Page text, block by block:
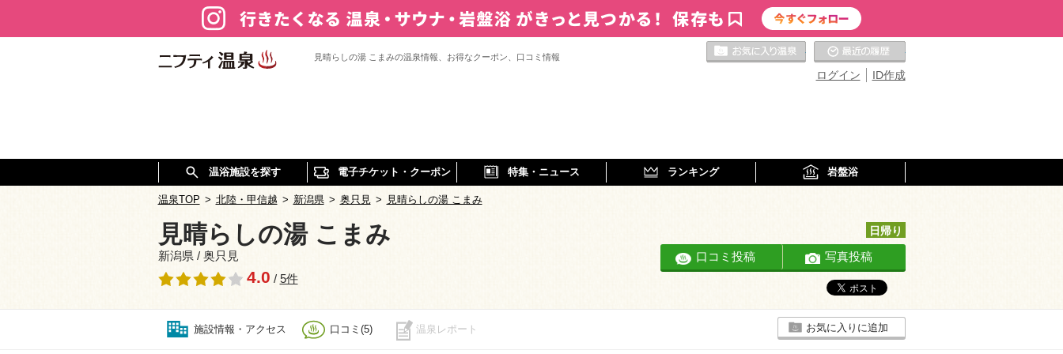
見晴らしの湯 こまみの温泉情報、お得なクーポン、口コミ情報
ID作成
ログイン
お気に入りの温泉
温浴施設を探す 電子チケット・クーポン 特集・ニュース ランキング 岩盤浴
温泉TOP > 北陸・甲信越 > 新潟県 > 奥只見 > 見晴らしの湯 こまみ
見晴らしの湯 こまみ
新潟県 / 奥只見
4.0 / 5件
日帰り
口コミ投稿 写真投稿
施設情報・アクセス 口コミ(5) 温泉レポート お気に入りに追加